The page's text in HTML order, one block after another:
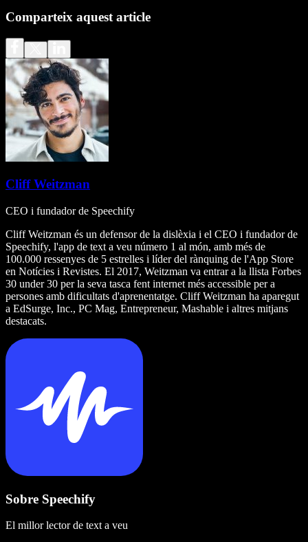
Comparteix aquest article
Cliff Weitzman
CEO i fundador de Speechify
Cliff Weitzman és un defensor de la dislèxia i el CEO i fundador de
Speechify, l'app de text a veu número 1 al món, amb més de
100.000 ressenyes de 5 estrelles i líder del rànquing de l'App Store
en Notícies i Revistes. El 2017, Weitzman va entrar a la llista Forbes
30 under 30 per la seva tasca fent internet més accessible per a
persones amb dificultats d'aprenentatge. Cliff Weitzman ha aparegut
a EdSurge, Inc., PC Mag, Entrepreneur, Mashable i altres mitjans
destacats.
Sobre Speechify
El millor lector de text a veu